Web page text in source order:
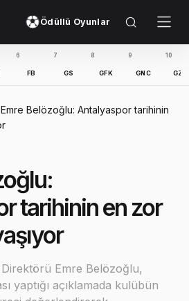
Ödüllü Oyunlar
GFK GNC GZT
Emre Belözoğlu: Antalyaspor tarihinin
tarihinin en zor
Emre Belözoğlu,
yaptığı açıklamada kulübün